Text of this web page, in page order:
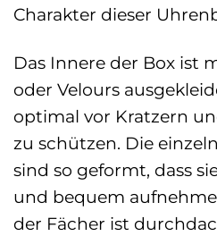
Charakter dieser
Das Innere der Box ist
oder Velours
optimal vor Kratzern
zu schützen. Die
sind so geformt, dass
und bequem
der Fächer ist